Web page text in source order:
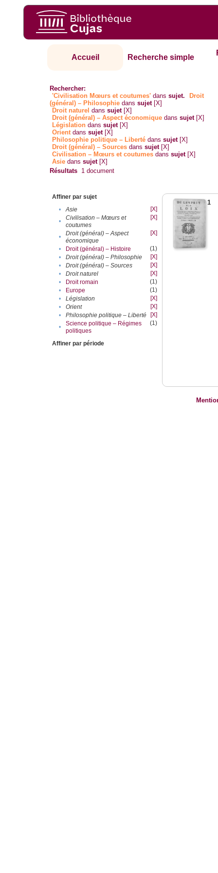
Accueil Recherche simple
Rechercher:
'Civilisation Mœurs et coutumes' danssujet.
Droit
(général) – Philosophie danssujet [X]
Droit naturel danssujet [X]
Droit (général) – Aspect économique danssujet [X]
Législation danssujet [X]
Orientdanssujet [X]
Philosophie politique – Liberté danssujet [X]
Droit (général) – Sources danssujet [X]
Civilisation – Mœurs et coutumes danssujet [X]
Asie danssujet [X]
Résultats 1 document
Affiner par sujet
•
Asie
[X]
•
Civilisation – Mœurs et
coutumes
[X]
•
Droit (général) – Aspect
économique
[X]
• Droit (général) – Histoire
(1)
•
Droit (général) – Philosophie
[X]
•
Droit (général) – Sources
[X]
•
Droit naturel
[X]
•
Droit romain
(1)
•
Europe
(1)
•
Législation
[X]
•
Orient
[X]
•
Philosophie politique – Liberté
[X]
•
Science politique – Régimes
politiques
(1)
Affiner par période
1